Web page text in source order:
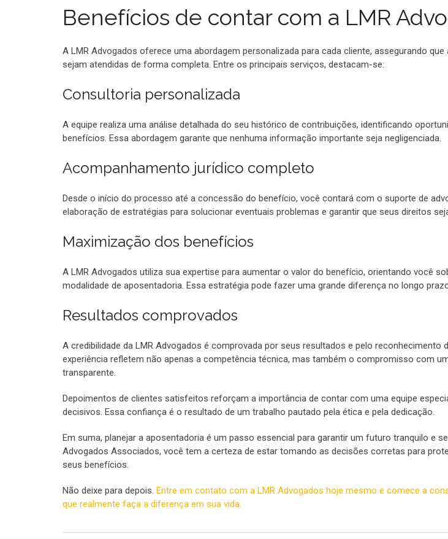
Benefícios de contar com a LMR
A LMR Advogados oferece uma abordagem personalizada para cada cliente, assegurando que
sejam atendidas de forma completa. Entre os principais serviços, destacam-se:
Consultoria personalizada
A equipe realiza uma análise detalhada do seu histórico de contribuições, identificando
benefícios. Essa abordagem garante que nenhuma informação importante seja negligenciada.
Acompanhamento jurídico completo
Desde o início do processo até a concessão do benefício, você contará com o suporte de
elaboração de estratégias para solucionar eventuais problemas e garantir que seus direitos
Maximização dos benefícios
A LMR Advogados utiliza sua expertise para aumentar o valor do benefício, orientando você
modalidade de aposentadoria. Essa estratégia pode fazer uma grande diferença no longo
Resultados comprovados
A credibilidade da LMR Advogados é comprovada por seus resultados e pelo reconhecimento
experiência refletem não apenas a competência técnica, mas também o compromisso com
transparente.
Depoimentos de clientes satisfeitos reforçam a importância de contar com uma equipe
decisivos. Essa confiança é o resultado de um trabalho pautado pela ética e pela dedicação.
Em suma, planejar a aposentadoria é um passo essencial para garantir um futuro tranquilo e
Advogados Associados, você tem a certeza de estar tomando as decisões corretas para
seus benefícios.
Não deixe para depois. Entre em contato com a LMR Advogados hoje mesmo e comece a
que realmente faça a diferença em sua vida.